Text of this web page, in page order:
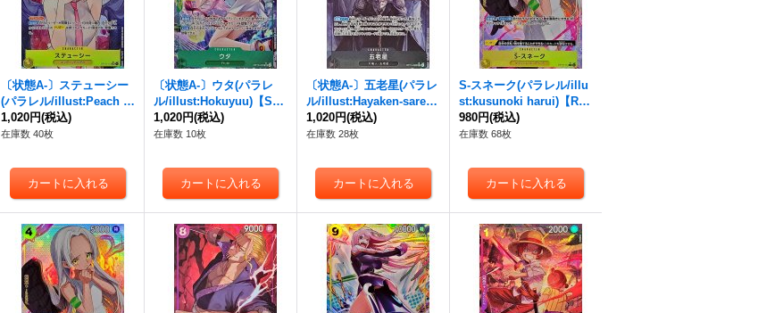
〔状態A-〕ステューシー
(パラレル/illust:Peach M
omoko)【SR/P】{OP13-
110}
1,020円(税込)
在庫数 40枚
〔状態A-〕ウタ(パラレ
ル/illust:Hokuyuu)【SR/
P】{OP13-023}
1,020円(税込)
在庫数 10枚
〔状態A-〕五老星(パラレ
ル/illust:Hayaken-saren
a)【SR/P】{OP13-082}
1,020円(税込)
在庫数 28枚
S-スネーク(パラレル/illu
st:kusunoki harui)【R/
P】{OP13-114}
980円(税込)
在庫数 68枚